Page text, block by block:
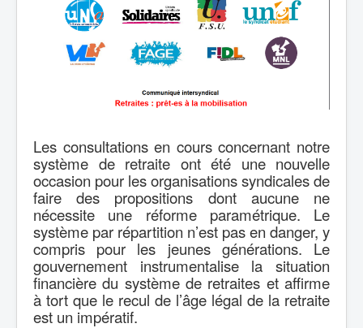
Les consultations en cours concernant notre
système de retraite ont été une nouvelle
occasion pour les organisations syndicales de
faire des propositions dont aucune ne
nécessite une réforme paramétrique. Le
système par répartition n’est pas en danger, y
compris pour les jeunes générations. Le
gouvernement instrumentalise la situation
financière du système de retraites et affirme
à tort que le recul de l’âge légal de la retraite
est un impératif.